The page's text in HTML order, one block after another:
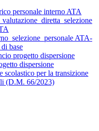
personale interno ATA
ATA-
base
progetto dispersione
dispersione
scolastico per la transizione
(D.M. 66/2023)